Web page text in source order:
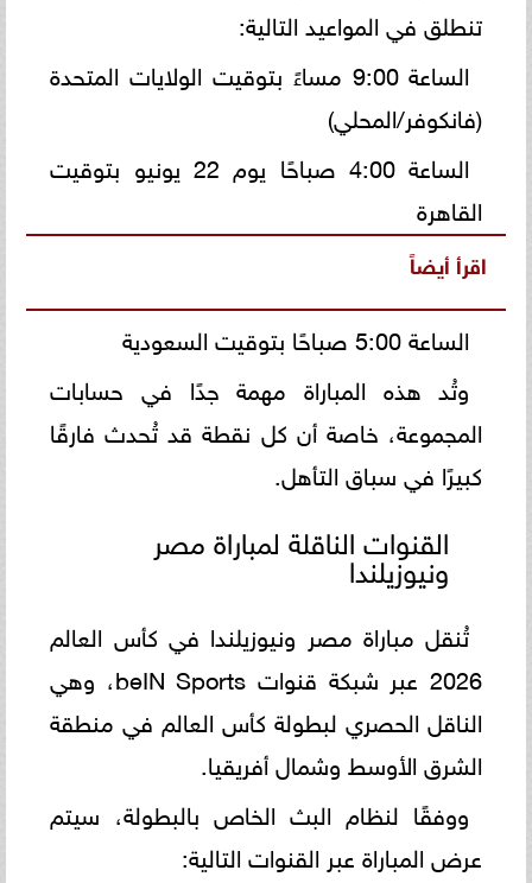
تنطلق في المواعيد التالية:
الساعة 9:00 مساءً بتوقيت الولايات المتحدة
(فانكوفر/المحلي)
الساعة 4:00 صباحًا يوم 22 يونيو بتوقيت
القاهرة
اقرأ أيضاً
الساعة 5:00 صباحًا بتوقيت السعودية
وتُد هذه المباراة مهمة جدًا في حسابات
المجموعة، خاصة أن كل نقطة قد تُحدث فارقًا
كبيرًا في سباق التأهل.
القنوات الناقلة لمباراة مصر
ونيوزيلندا
تُنقل مباراة مصر ونيوزيلندا في كأس العالم
2026 عبر شبكة قنوات beIN Sports، وهي
الناقل الحصري لبطولة كأس العالم في منطقة
الشرق الأوسط وشمال أفريقيا.
ووفقًا لنظام البث الخاص بالبطولة، سيتم
عرض المباراة عبر القنوات التالية: